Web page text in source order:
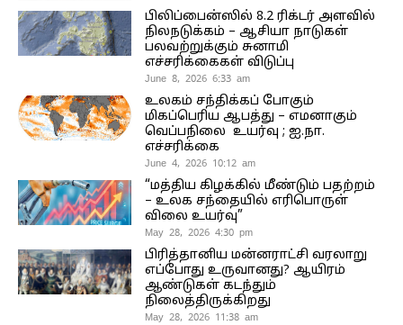
பிலிப்பைன்ஸில் 8.2 ரிக்டர் அளவில்
நிலநடுக்கம் – ஆசியா நாடுகள்
பலவற்றுக்கும் சுனாமி
எச்சரிக்கைகள் விடுப்பு
June 8, 2026 6:33 am
உலகம் சந்திக்கப் போகும்
மிகப்பெரிய ஆபத்து – எமனாகும்
வெப்பநிலை உயர்வு ; ஐ.நா.
எச்சரிக்கை
June 4, 2026 10:12 am
“மத்திய கிழக்கில் மீண்டும் பதற்றம்
– உலக சந்தையில் எரிபொருள்
விலை உயர்வு”
May 28, 2026 4:30 pm
பிரித்தானிய மன்னராட்சி வரலாறு
எப்போது உருவானது? ஆயிரம்
ஆண்டுகள் கடந்தும்
நிலைத்திருக்கிறது
May 28, 2026 11:38 am